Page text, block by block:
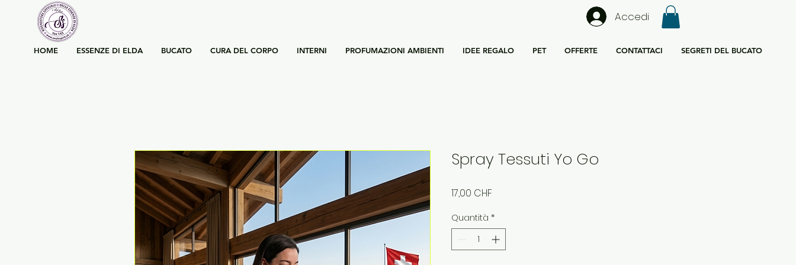
Accedi
HOME ESSENZE DI ELDA BUCATO CURA DEL CORPO INTERNI PROFUMAZIONI AMBIENTI IDEE REGALO PET OFFERTE CONTATTACI SEGRETI DEL BUCATO
Spray Tessuti Yo Go
17,00 CHF
Quantità *